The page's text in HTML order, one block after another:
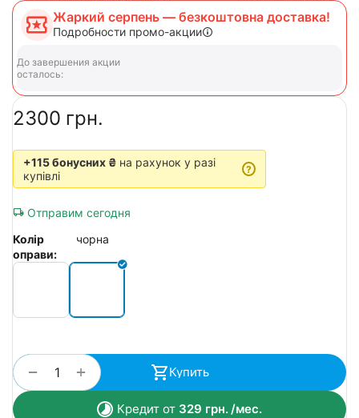
Жаркий серпень — безкоштовна доставка!
Подробности промо-акции
До завершения акции
осталось:
‍2300‍ грн.
+115 бонусних ₴ на рахунок у разі
купівлі
?
Отправим сегодня
Колір
оправи:
чорна
+
− Купить
Кредит от 329 грн./мес.